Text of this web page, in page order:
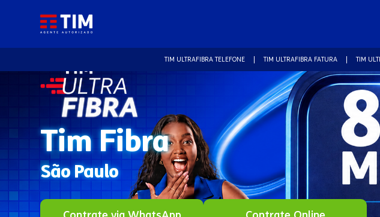
TIM ULTRAFIBRA TELEFONE TIM ULTRAFIBRA FATURA TIM
Tim Fibra
São Paulo